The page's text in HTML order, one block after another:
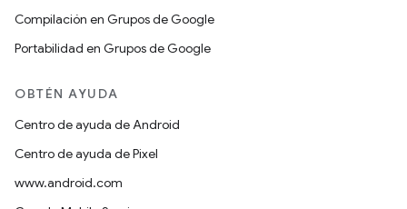
Compilación en Grupos de Google
Portabilidad en Grupos de Google
OBTÉN AYUDA
Centro de ayuda de Android
Centro de ayuda de Pixel
www.android.com